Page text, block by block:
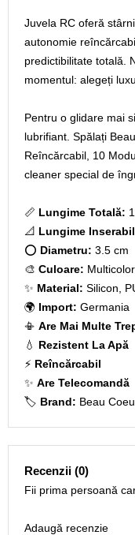
Juvela RC oferă
autonomie
predictibilitate totală.
momentul: alegeți
Pentru o glidare mai
lubrifiant. Spălați
Reîncărcabil, 10
cleaner special de
📏 Lungime Totală:
📐 Lungime
⭕ Diametru: 3.5 cm
🎨 Culoare: Multicolor
✨ Material: Silicon,
🌍 Import: Germania
📳 Are Mai Multe
💧 Rezistent La Apă
⚡ Reîncărcabil
✨ Are Telecomandă
🏷️ Brand: Beau
Recenzii (0)
Fii prima persoană
Adaugă recenzie